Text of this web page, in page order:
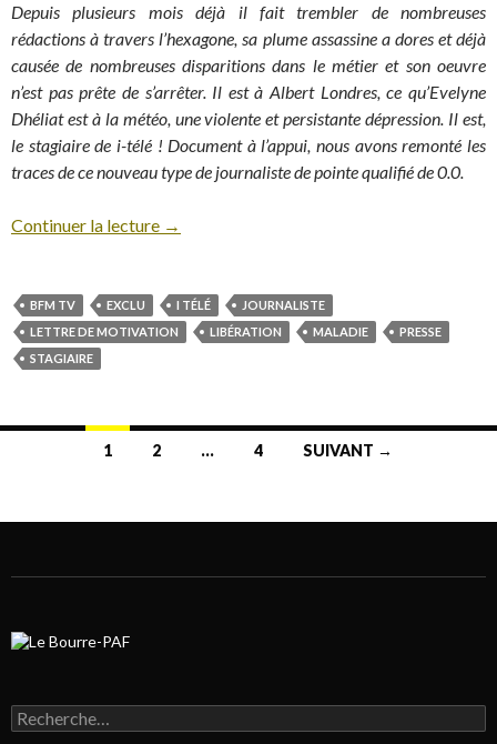
Depuis plusieurs mois déjà il fait trembler de nombreuses
rédactions à travers l’hexagone, sa plume assassine a dores et déjà
causée de nombreuses disparitions dans le métier et son oeuvre
n’est pas prête de s’arrêter. Il est à Albert Londres, ce qu’Evelyne
Dhéliat est à la météo, une violente et persistante dépression. Il est,
le stagiaire de i-télé ! Document à l’appui, nous avons remonté les
traces de ce nouveau type de journaliste de pointe qualifié de 0.0.
Continuer la lecture →
BFM TV EXCLU I TÉLÉ
JOURNALISTE
LETTRE DE MOTIVATION
LIBÉRATION MALADIE
PRESSE
STAGIAIRE
1 2 … 4 SUIVANT →
Rechercher :